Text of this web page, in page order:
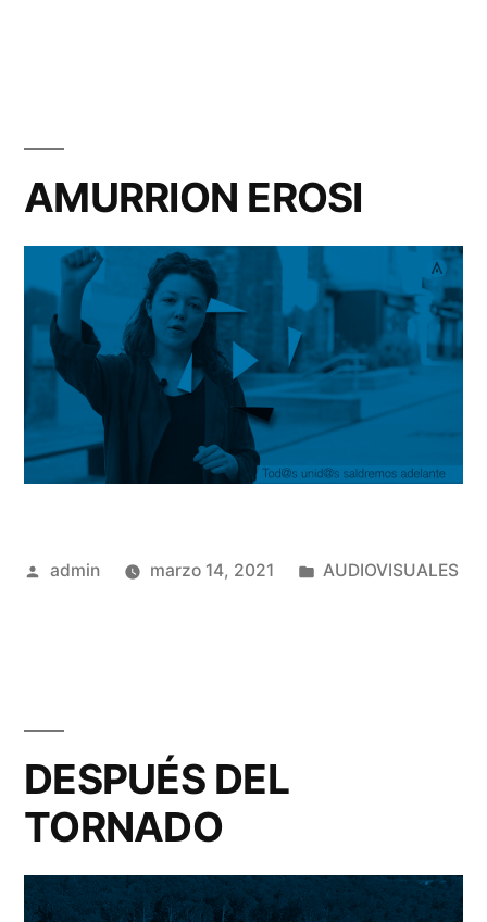
AMURRION EROSI
Publicado
admin marzo 14, 2021
Publicado
AUDIOVISUALES
DESPUÉS DEL
TORNADO